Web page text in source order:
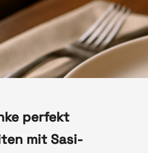
perfekt
mit Sasi-